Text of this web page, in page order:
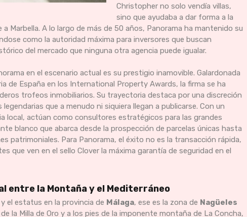
Christopher no solo vendía villas,
sino que ayudaba a dar forma a la
Marbella. A lo largo de más de 50 años, Panorama ha mantenido su
como la autoridad máxima para inversores que buscan
del mercado que ninguna otra agencia puede igualar.
en el escenario actual es su prestigio inamovible. Galardonada
de España en los International Property Awards, la firma se ha
trofeos inmobiliarios. Su trayectoria destaca por una discreción
que a menudo ni siquiera llegan a publicarse. Con un
local, actúan como consultores estratégicos para las grandes
blanco que abarca desde la prospección de parcelas únicas hasta
patrimoniales. Para Panorama, el éxito no es la transacción rápida,
que ven en el sello Clover la máxima garantía de seguridad en el
entre la Montaña y el Mediterráneo
el estatus en la provincia de Málaga, ese es la zona de Nagüeles
la Milla de Oro y a los pies de la imponente montaña de La Concha,